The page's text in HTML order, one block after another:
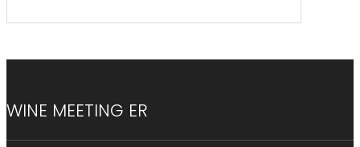
WINE MEETING ER